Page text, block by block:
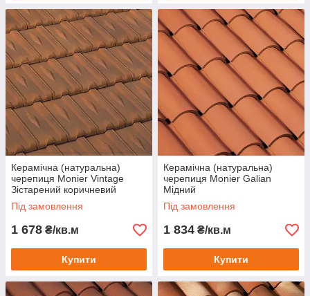
Керамічна (натуральна)
черепиця Monier Vintage
Зістарений коричневий
Під замовлення
1 678 ₴/кв.м
Купити
Керамічна (натуральна)
черепиця Monier Galian
Мідний
Під замовлення
1 834 ₴/кв.м
Купити